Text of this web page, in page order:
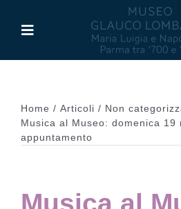
contenuto
Toggle
Maria Luigia d’Asburgo
Home Articoli
Non
Musica al Museo: domenica 19
appuntamento